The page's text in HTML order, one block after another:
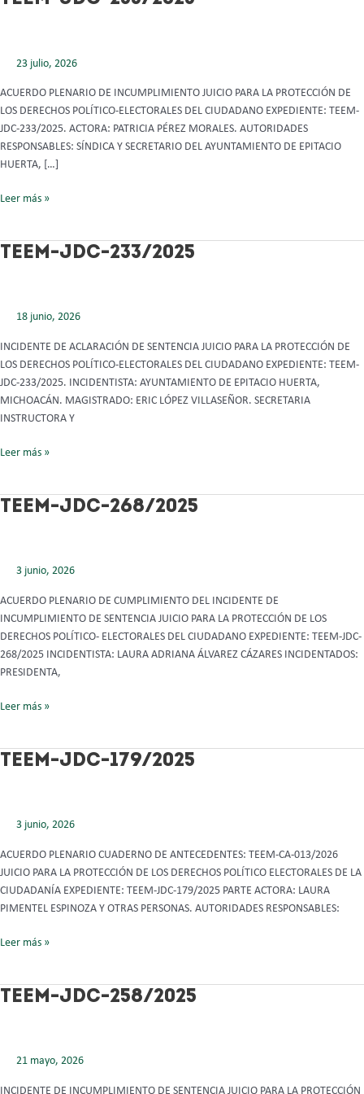
23 julio, 2026
ACUERDO PLENARIO DE INCUMPLIMIENTO JUICIO PARA LA PROTECCIÓN DE
LOS DERECHOS POLÍTICO-ELECTORALES DEL CIUDADANO EXPEDIENTE: TEEM-
JDC-233/2025. ACTORA: PATRICIA PÉREZ MORALES. AUTORIDADES
RESPONSABLES: SÍNDICA Y SECRETARIO DEL AYUNTAMIENTO DE EPITACIO
HUERTA, […]
Leer más »
TEEM-JDC-233/2025
18 junio, 2026
INCIDENTE DE ACLARACIÓN DE SENTENCIA JUICIO PARA LA PROTECCIÓN DE
LOS DERECHOS POLÍTICO-ELECTORALES DEL CIUDADANO EXPEDIENTE: TEEM-
JDC-233/2025. INCIDENTISTA: AYUNTAMIENTO DE EPITACIO HUERTA,
MICHOACÁN. MAGISTRADO: ERIC LÓPEZ VILLASEÑOR. SECRETARIA
INSTRUCTORA Y
TEEM-
Leer más »
TEEM-JDC-268/2025
3 junio, 2026
ACUERDO PLENARIO DE CUMPLIMIENTO DEL INCIDENTE DE
INCUMPLIMIENTO DE SENTENCIA JUICIO PARA LA PROTECCIÓN DE LOS
DERECHOS POLÍTICO- ELECTORALES DEL CIUDADANO EXPEDIENTE: TEEM-JDC-
268/2025 INCIDENTISTA: LAURA ADRIANA ÁLVAREZ CÁZARES INCIDENTADOS:
PRESIDENTA,
TEEM-
Leer más »
TEEM-JDC-179/2025
3 junio, 2026
ACUERDO PLENARIO CUADERNO DE ANTECEDENTES: TEEM-CA-013/2026
JUICIO PARA LA PROTECCIÓN DE LOS DERECHOS POLÍTICO ELECTORALES DE LA
CIUDADANÍA EXPEDIENTE: TEEM-JDC-179/2025 PARTE ACTORA: LAURA
PIMENTEL ESPINOZA Y OTRAS PERSONAS. AUTORIDADES RESPONSABLES:
TEEM-
Leer más »
TEEM-JDC-258/2025
21 mayo, 2026
INCIDENTE DE INCUMPLIMIENTO DE SENTENCIA JUICIO PARA LA PROTECCIÓN
TEEM-